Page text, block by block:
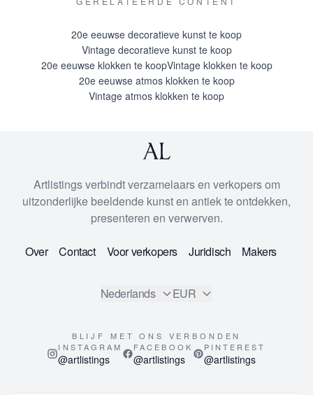
20e eeuwse decoratieve kunst te koop
Vintage decoratieve kunst te koop
20e eeuwse klokken te koopVintage klokken te koop
20e eeuwse atmos klokken te koop
Vintage atmos klokken te koop
Artlistings verbindt verzamelaars en verkopers om
uitzonderlijke beeldende kunst en antiek te ontdekken,
presenteren en verwerven.
Over Contact Voor verkopers Juridisch Makers
Nederlands EUR
BLIJF MET ONS VERBONDEN
INSTAGRAM
@artlistings
FACEBOOK
@artlistings
PINTEREST
@artlistings